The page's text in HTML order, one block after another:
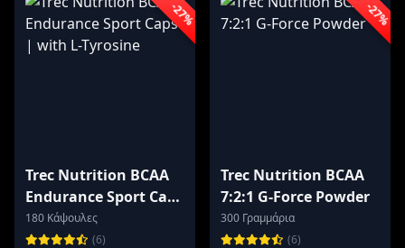
-27%
Trec Nutrition BCAA
Endurance Sport Caps
| with L-Tyrosine
180 Κάψουλες
(6)
-27%
Trec Nutrition BCAA
7:2:1 G-Force Powder
300 Γραμμάρια
(6)